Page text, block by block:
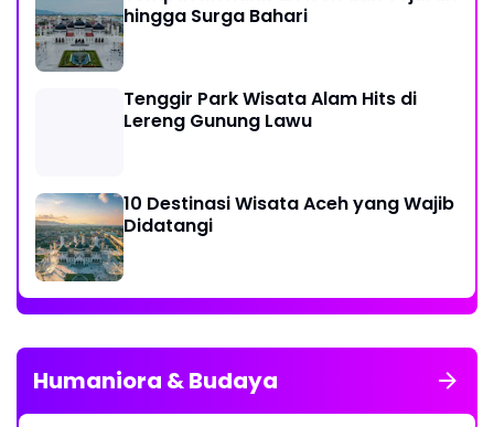
hingga Surga Bahari
Tenggir Park Wisata Alam Hits di
Lereng Gunung Lawu
10 Destinasi Wisata Aceh yang Wajib
Didatangi
Humaniora & Budaya